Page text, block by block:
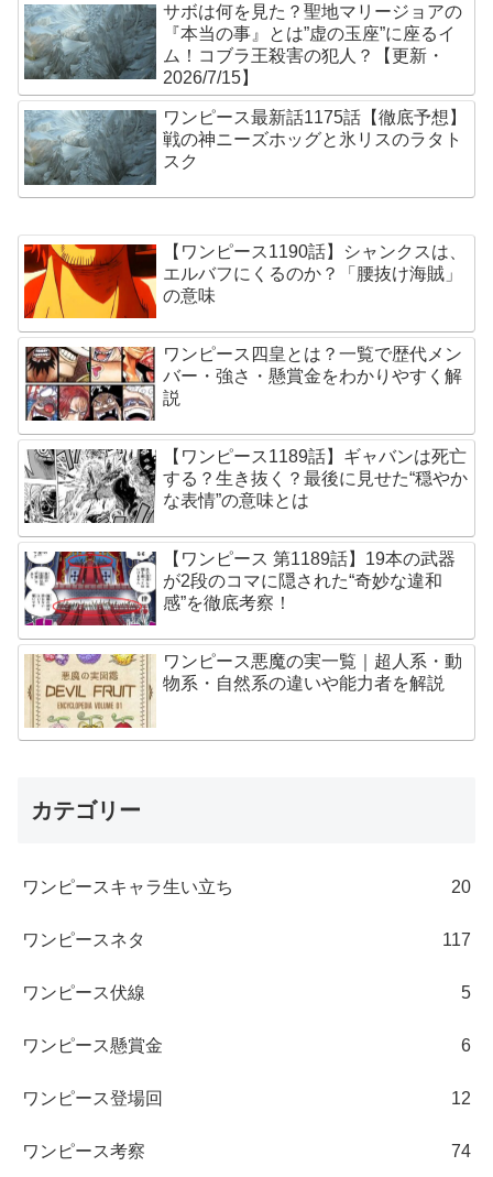
サボは何を見た？聖地マリージョアの
『本当の事』とは”虚の玉座”に座るイ
ム！コブラ王殺害の犯人？【更新・
2026/7/15】
ワンピース最新話1175話【徹底予想】
戦の神ニーズホッグと氷リスのラタト
スク
【ワンピース1190話】シャンクスは、
エルバフにくるのか？「腰抜け海賊」
の意味
ワンピース四皇とは？一覧で歴代メン
バー・強さ・懸賞金をわかりやすく解
説
【ワンピース1189話】ギャバンは死亡
する？生き抜く？最後に見せた“穏やか
な表情”の意味とは
【ワンピース 第1189話】19本の武器
が2段のコマに隠された“奇妙な違和
感”を徹底考察！
ワンピース悪魔の実一覧｜超人系・動
物系・自然系の違いや能力者を解説
カテゴリー
ワンピースキャラ生い立ち 20
ワンピースネタ 117
ワンピース伏線 5
ワンピース懸賞金 6
ワンピース登場回 12
ワンピース考察 74